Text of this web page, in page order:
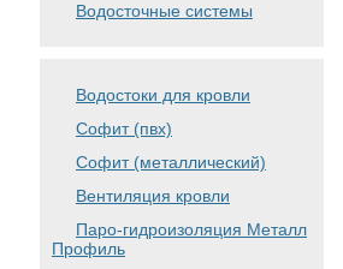
Водосточные системы
Водостоки для кровли
Софит (пвх)
Софит (металлический)
Вентиляция кровли
Паро-гидроизоляция Металл
Профиль